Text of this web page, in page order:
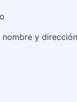
y dirección